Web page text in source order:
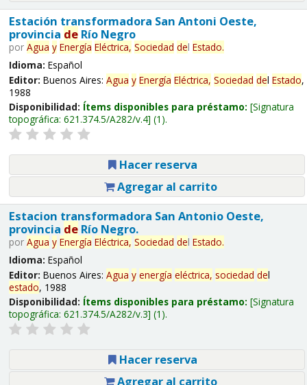
Estación transformadora San Antoni Oeste,
provincia deRío Negro
por Agua y Energía Eléctrica, Sociedad del Estado.
Idioma: Español
Editor: Buenos Aires: Agua y Energía Eléctrica, Sociedad del Estado,
1988
Disponibilidad: Ítems disponibles para préstamo: Signatura
topográfica: 621.374.5/A282/v.4 (1).
Hacer reserva
Agregar al carrito
Estacion transformadora San Antonio Oeste,
provincia deRío Negro.
por Agua y Energía Eléctrica, Sociedad del Estado.
Idioma: Español
Editor: Buenos Aires: Agua y energía eléctrica, sociedad del
estado, 1988
Disponibilidad: Ítems disponibles para préstamo: Signatura
topográfica: 621.374.5/A282/v.3 (1).
Hacer reserva
Agregar al carrito